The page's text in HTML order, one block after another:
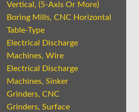
Vertical, (5-Axis Or More)
Boring Mills, CNC Horizontal
Table-Type
Electrical Discharge
Machines, Wire
Electrical Discharge
Machines, Sinker
Grinders, CNC
Grinders, Surface